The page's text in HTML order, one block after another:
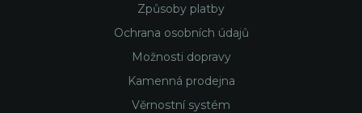
Způsoby platby
Ochrana osobních údajů
Možnosti dopravy
Kamenná prodejna
Věrnostní systém